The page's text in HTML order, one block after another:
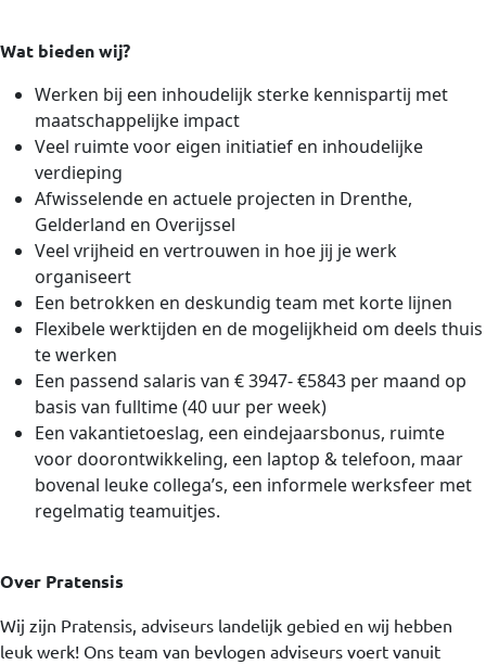
Wat bieden wij?
Werken bij een inhoudelijk sterke kennispartij met
maatschappelijke impact
Veel ruimte voor eigen initiatief en inhoudelijke
verdieping
Afwisselende en actuele projecten in Drenthe,
Gelderland en Overijssel
Veel vrijheid en vertrouwen in hoe jij je werk
organiseert
Een betrokken en deskundig team met korte lijnen
Flexibele werktijden en de mogelijkheid om deels thuis
te werken
Een passend salaris van € 3947- €5843 per maand op
basis van fulltime (40 uur per week)
Een vakantietoeslag, een eindejaarsbonus, ruimte
voor doorontwikkeling, een laptop & telefoon, maar
bovenal leuke collega’s, een informele werksfeer met
regelmatig teamuitjes.
Over Pratensis
Wij zijn Pratensis, adviseurs landelijk gebied en wij hebben
leuk werk! Ons team van bevlogen adviseurs voert vanuit